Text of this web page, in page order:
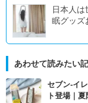
日本人
眠グッズ
あわせて読みたい
セブン‐イ
ト登場｜